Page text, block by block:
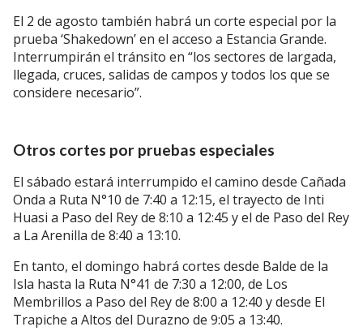
El 2 de agosto también habrá un corte especial por la
prueba ‘Shakedown’ en el acceso a Estancia Grande.
Interrumpirán el tránsito en “los sectores de largada,
llegada, cruces, salidas de campos y todos los que se
considere necesario”.
Otros cortes por pruebas especiales
El sábado estará interrumpido el camino desde Cañada
Onda a Ruta N°10 de 7:40 a 12:15, el trayecto de Inti
Huasi a Paso del Rey de 8:10 a 12:45 y el de Paso del Rey
a La Arenilla de 8:40 a 13:10.
En tanto, el domingo habrá cortes desde Balde de la
Isla hasta la Ruta N°41 de 7:30 a 12:00, de Los
Membrillos a Paso del Rey de 8:00 a 12:40 y desde El
Trapiche a Altos del Durazno de 9:05 a 13:40.